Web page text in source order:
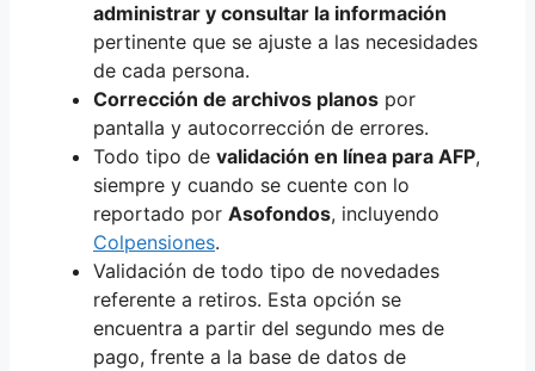
administrar y consultar la información
pertinente que se ajuste a las necesidades
de cada persona.
Corrección de archivos planos por
pantalla y autocorrección de errores.
Todo tipo de validación en línea para AFP,
siempre y cuando se cuente con lo
reportado por Asofondos, incluyendo
Colpensiones.
Validación de todo tipo de novedades
referente a retiros. Esta opción se
encuentra a partir del segundo mes de
pago, frente a la base de datos de